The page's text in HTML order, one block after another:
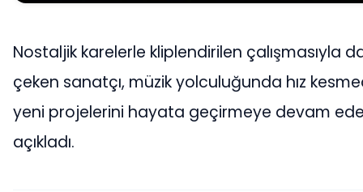
Nostaljik karelerle kliplendirilen çalışmasıyla
çeken sanatçı, müzik yolculuğunda hız
yeni projelerini hayata geçirmeye devam
açıkladı.